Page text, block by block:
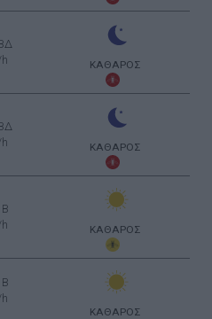
ΚΑΘΑΡΟΣ
ΚΑΘΑΡΟΣ
ΚΑΘΑΡΟΣ
ΚΑΘΑΡΟΣ